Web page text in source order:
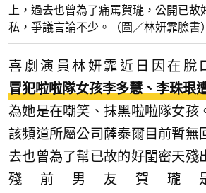
上，過去也曾為了痛罵賀瓏，公開已
私，爭議言論不少。（圖／林妍霏臉書）
喜劇演員林妍霏近日因在脫
冒犯啦啦隊女孩李多慧、李珠珢
為她是在嘲笑、抹黑啦啦隊女孩
該頻道所屬公司薩泰爾目前暫無
去也曾為了幫已故的好閨密天殘
殘前男友賀瓏